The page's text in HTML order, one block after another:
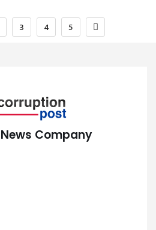
3 4 5
Company